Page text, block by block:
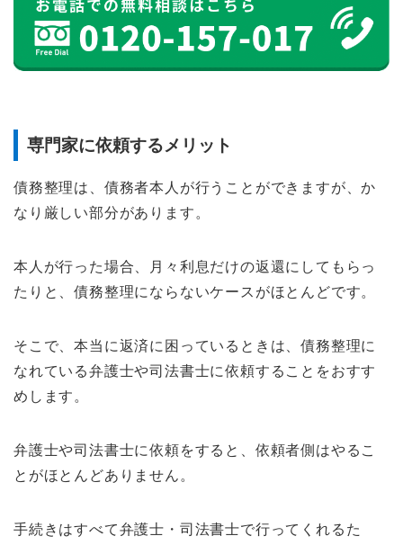
専門家に依頼するメリット
債務整理は、債務者本人が行うことができますが、か
なり厳しい部分があります。
本人が行った場合、月々利息だけの返還にしてもらっ
たりと、債務整理にならないケースがほとんどです。
そこで、本当に返済に困っているときは、債務整理に
なれている弁護士や司法書士に依頼することをおすす
めします。
弁護士や司法書士に依頼をすると、依頼者側はやるこ
とがほとんどありません。
手続きはすべて弁護士・司法書士で行ってくれるた